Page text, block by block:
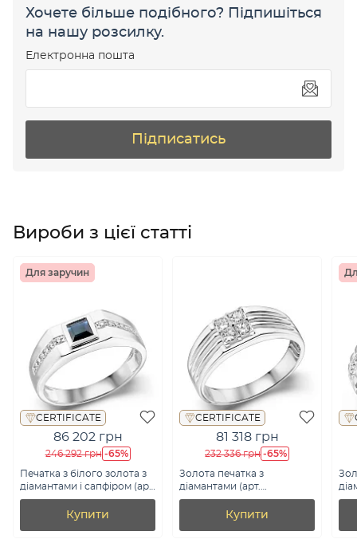
Хочете більше подібного? Підпишіться
на нашу розсилку.
Електронна пошта
Підписатись
Вироби з цієї статті
Для заручин
CERTIFICATE
86 202 грн
246 292 грн -65%
Печатка з білого золота з
діамантами і сапфіром (арт.
К341536015бс)
Купити
CERTIFICATE
81 318 грн
232 336 грн -65%
Золота печатка з
діамантами (арт.
К341434040б)
Купити